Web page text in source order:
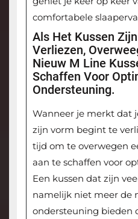
comfortabele
Als Het Kussen
Verliezen,
Nieuw M Line
Schaffen Voor
Ondersteuning.
Wanneer je merkt dat
zijn vorm begint te
tijd om te overwegen
aan te schaffen voor
Een kussen dat zijn
namelijk niet meer de
ondersteuning bieden